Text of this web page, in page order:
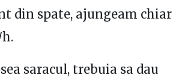
din spate, ajungeam chiar
saracul, trebuia sa dau